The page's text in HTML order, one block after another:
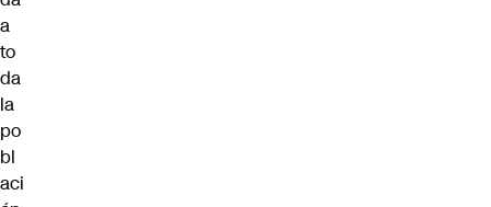
a
to
da
la
po
bl
aci